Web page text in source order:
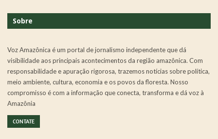
Sobre
Voz Amazônica é um portal de jornalismo independente que dá
visibilidade aos principais acontecimentos da região amazônica. Com
responsabilidade e apuração rigorosa, trazemos notícias sobre política,
meio ambiente, cultura, economia e os povos da floresta. Nosso
compromisso é com a informação que conecta, transforma e dá voz à
Amazônia
CONTATE